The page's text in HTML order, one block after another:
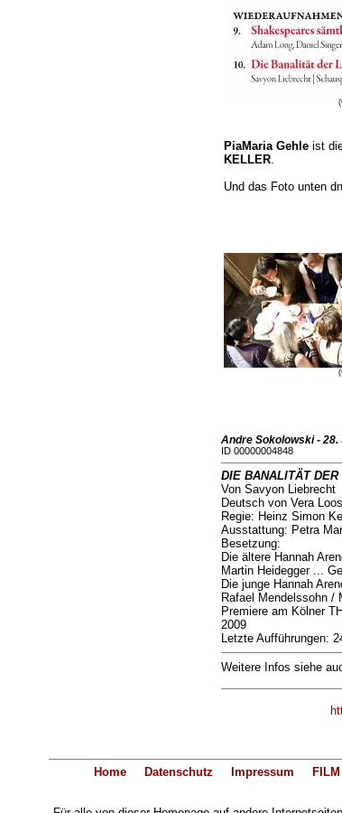
PiaMaria Gehleist
KELLER.
Und das Foto unten
Andre Sokolowski - 28.
ID 00000004848
DIE BANALITÄT DER
Von Savyon Liebrecht
Deutsch von Vera
Regie: Heinz Simon
Ausstattung: Petra
Besetzung:
Die ältere Hannah
Martin Heidegger ...
Die junge Hannah
Rafael Mendelssohn /
Premiere am Kölner
2009
Letzte Aufführungen:
Weitere Infos siehe
Home Datenschutz Impressum FILM